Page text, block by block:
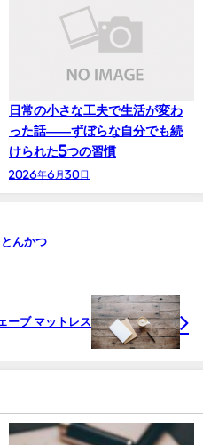
日常の小さな工夫で生活が変わ
った話——ずぼらな自分でも続
けられた5つの習慣
2026年6月30日
んかつ
ーブ マットレス